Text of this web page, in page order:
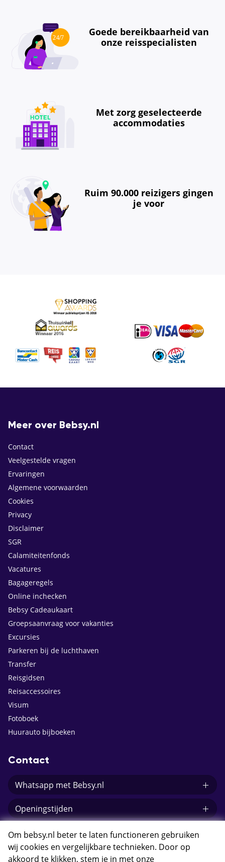
Goede bereikbaarheid van
onze reisspecialisten
Met zorg geselecteerde
accommodaties
Ruim 90.000 reizigers gingen
je voor
Meer over Bebsy.nl
Contact
Veelgestelde vragen
Ervaringen
Algemene voorwaarden
Cookies
Privacy
Disclaimer
SGR
Calamiteitenfonds
Vacatures
Bagageregels
Online inchecken
Bebsy Cadeaukaart
Groepsaanvraag voor vakanties
Excursies
Parkeren bij de luchthaven
Transfer
Reisgidsen
Reisaccessoires
Visum
Fotoboek
Huurauto bijboeken
Contact
Whatsapp met Bebsy.nl
Openingstijden
E-mail Bebsy.nl
Om bebsy.nl beter te laten functioneren gebruiken
wij cookies en vergelijkbare technieken. Door op
akkoord te klikken, stem je in met onze